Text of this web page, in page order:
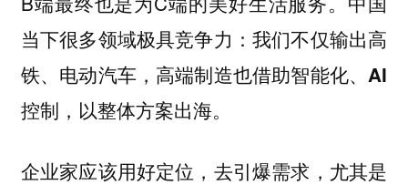
当下很多领域极具竞争力：我们不仅输出高
铁、电动汽车，高端制造也借助智能化、AI
控制，以整体方案出海。
企业家应该用好定位，去引爆需求，尤其是